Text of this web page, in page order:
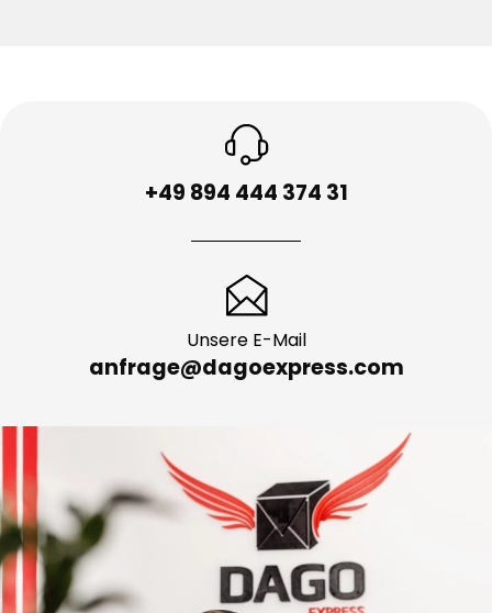
+49 894 444 374 31
Unsere E-Mail
anfrage@dagoexpress.com